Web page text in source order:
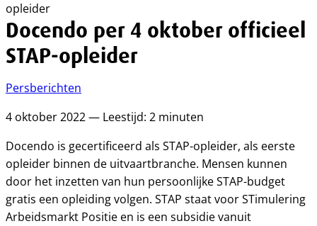
opleider
Docendo per 4 oktober officieel
STAP-opleider
Persberichten
4 oktober 2022 — Leestijd: 2 minuten
Docendo is gecertificeerd als STAP-opleider, als eerste
opleider binnen de uitvaartbranche. Mensen kunnen
door het inzetten van hun persoonlijke STAP-budget
gratis een opleiding volgen. STAP staat voor STimulering
Arbeidsmarkt Positie en is een subsidie vanuit